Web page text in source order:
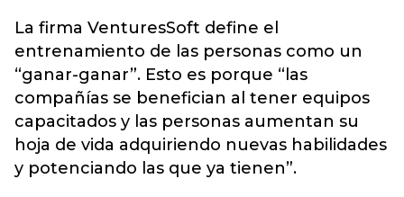
La firma VenturesSoft define el
entrenamiento de las personas como un
“ganar-ganar”. Esto es porque “las
compañías se benefician al tener equipos
capacitados y las personas aumentan su
hoja de vida adquiriendo nuevas habilidades
y potenciando las que ya tienen”.